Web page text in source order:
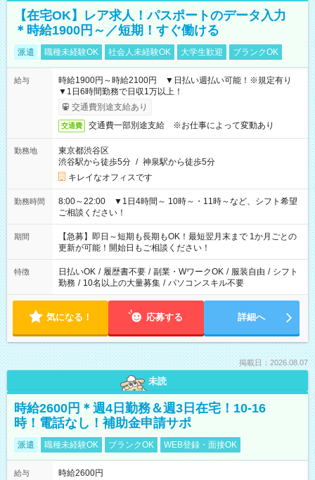
【在宅OK】レア求人！パスポートのデータ入力
＊時給1900円～／短期！すぐ働ける
派遣 職種未経験OK 社会人未経験OK 大学生歓迎 ブランクOK
給与
時給1900円～時給2100円 ▼日払い週払い可能！※規定有り
▼1日6時間勤務で日収1万以上！
交通費別途支給あり
交通費 交通費一部別途支給 ※お仕事によって変動あり
勤務地
東京都渋谷区
渋谷駅から徒歩5分 / 神泉駅から徒歩5分
キレイなオフィスです
勤務時間
8:00～22:00 ▼1日4時間～ 10時～・11時～など、シフト希望
ご相談ください！
期間
【急募】即日～短期も長期もOK！最短翌月末まで 1か月ごとの
更新が可能！開始日もご相談ください！
特徴 日払いOK / 履歴書不要 / 副業・WワークOK / 服装自由 / シフト
勤務 / 10名以上の大量募集 / パソコンスキル不要
気になる！ 応募する 詳細へ
掲載日：2026.08.07
未読
時給2600円＊週4日勤務＆週3日在宅！10-16
時！電話なし！補助金申請サポ
派遣 職種未経験OK ブランクOK WEB登録・面接OK
給与
時給2600円